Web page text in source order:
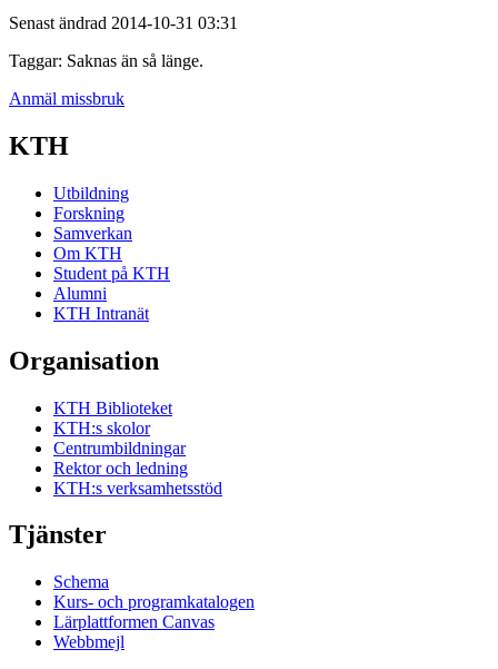
Senast ändrad 2014-10-31 03:31
Taggar: Saknas än så länge.
Anmäl missbruk
KTH
Utbildning
Forskning
Samverkan
Om KTH
Student på KTH
Alumni
KTH Intranät
Organisation
KTH Biblioteket
KTH:s skolor
Centrumbildningar
Rektor och ledning
KTH:s verksamhetsstöd
Tjänster
Schema
Kurs- och programkatalogen
Lärplattformen Canvas
Webbmejl